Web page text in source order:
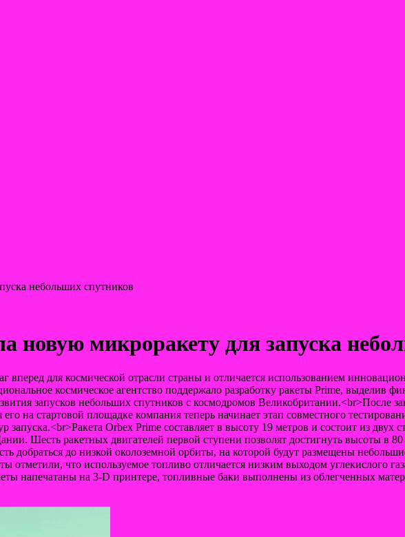
небольших спутников
новую микроракету для запуска
вперед для космической отрасли страны и отличается использованием
космическое агентство поддержало разработку ракеты Prime, выделив
запусков небольших спутников с космодромов Великобритании.<br>После
на стартовой площадке компания теперь начинает этап совместного
Orbex Prime составляет в высоту 19 метров и состоит из двух
Шесть ракетных двигателей первой ступени позволят достигнуть высоты в
добраться до низкой околоземной орбиты, на которой будут размещены
отметили, что используемое топливо отличается низким выходом углекислого
напечатаны на 3-D принтере, топливные баки выполнены из облегченных